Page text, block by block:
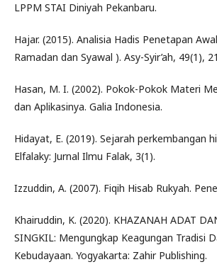
LPPM STAI Diniyah Pekanbaru.
Hajar. (2015). Analisia Hadis Penetapan
Ramadan dan Syawal ). Asy-Syir’ah, 49(1),
Hasan, M. I. (2002). Pokok-Pokok Materi
dan Aplikasinya. Galia Indonesia.
Hidayat, E. (2019). Sejarah perkembangan
Elfalaky: Jurnal Ilmu Falak, 3(1).
Izzuddin, A. (2007). Fiqih Hisab Rukyah.
Khairuddin, K. (2020). KHAZANAH ADAT
SINGKIL: Mengungkap Keagungan Tradisi
Kebudayaan. Yogyakarta: Zahir Publishing.